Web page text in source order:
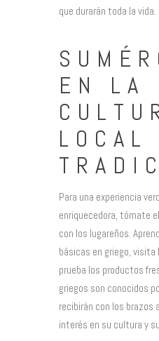
que durarán toda la vida.
EN LA
LOCAL
Para una experiencia
enriquecedora, tómate
con los lugareños.
básicas en griego,
prueba los productos
griegos son conocidos
recibirán con los
interés en su cultura y